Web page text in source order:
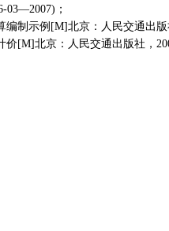
03—2007)；
编制示例 [M]北京：人民交通出版
价[M]北京：人民交通出版社，